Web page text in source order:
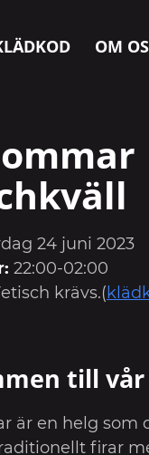
OM
24 juni 2023
22:00-02:00
krävs.(
till
är en helg som
firar